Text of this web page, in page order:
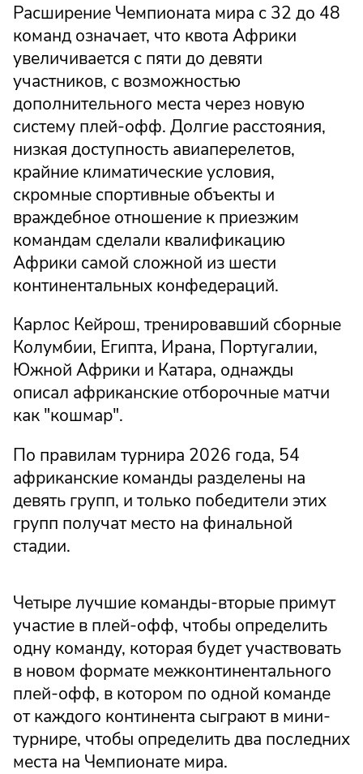
Расширение Чемпионата мира с 32 до 48
команд означает, что квота Африки
увеличивается с пяти до девяти
участников, с возможностью
дополнительного места через новую
систему плей-офф. Долгие расстояния,
низкая доступность авиаперелетов,
крайние климатические условия,
скромные спортивные объекты и
враждебное отношение к приезжим
командам сделали квалификацию
Африки самой сложной из шести
континентальных конфедераций.
Карлос Кейрош, тренировавший сборные
Колумбии, Египта, Ирана, Португалии,
Южной Африки и Катара, однажды
описал африканские отборочные матчи
как "кошмар".
По правилам турнира 2026 года, 54
африканские команды разделены на
девять групп, и только победители этих
групп получат место на финальной
стадии.
Четыре лучшие команды-вторые примут
участие в плей-офф, чтобы определить
одну команду, которая будет участвовать
в новом формате межконтинентального
плей-офф, в котором по одной команде
от каждого континента сыграют в мини-
турнире, чтобы определить два последних
места на Чемпионате мира.